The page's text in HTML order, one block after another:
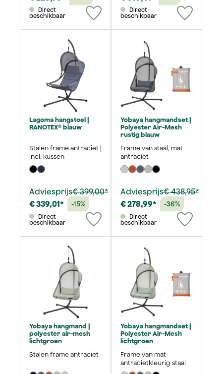
beschikbaar
beschikbaar
Lagoma hangstoel |
RANOTEX® blauw
Stalen frame antraciet |
incl. kussen
Adviesprijs€ 399,00*
€ 339,01*
-15%
beschikbaar
Yobaya hangmandset |
Polyester Air-Mesh
rustig blauw
Frame van staal, mat
antraciet
Adviesprijs€ 438,95*
€ 278,99*
-36%
beschikbaar
Yobaya hangmand |
polyester air-mesh
lichtgroen
Stalen frame antraciet
Yobaya hangmandset |
Polyester Air-Mesh
lichtgroen
Frame van mat
antracietkleurig staal